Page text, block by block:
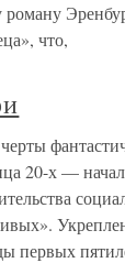
роману
что,
20-х —
первых